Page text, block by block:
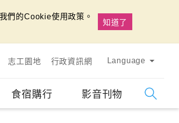
們的Cookie使用政策。
知道了
志工園地
行政資訊網 Language
食宿購行 影音刊物